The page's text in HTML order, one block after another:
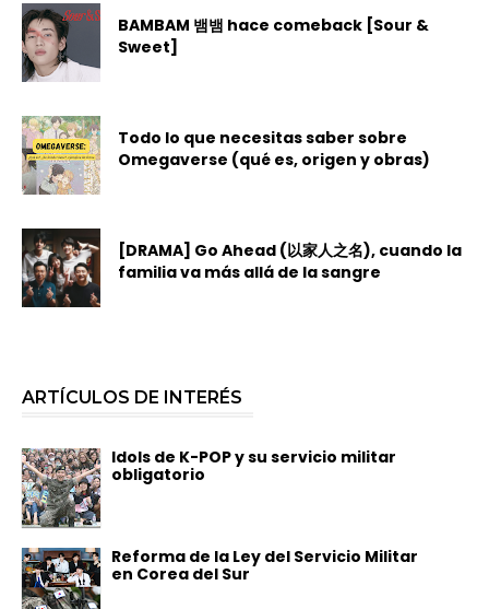
BAMBAM 뱀뱀 hace comeback [Sour &
Sweet]
Todo lo que necesitas saber sobre
Omegaverse (qué es, origen y obras)
[DRAMA] Go Ahead (以家人之名), cuando la
familia va más allá de la sangre
ARTÍCULOS DE INTERÉS
Idols de K-POP y su servicio militar
obligatorio
Reforma de la Ley del Servicio Militar
en Corea del Sur